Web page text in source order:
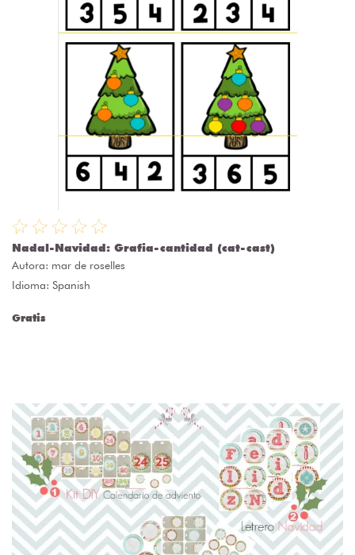
Nadal-Navidad: Grafia-cantidad (cat-cast)
Autora: mar de roselles
Idioma: Spanish
Gratis